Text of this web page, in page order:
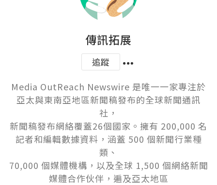
傳訊拓展
追蹤
Media OutReach Newswire 是唯一一家專注於
亞太與東南亞地區新聞稿發布的全球新聞通訊
社，
新聞稿發布網絡覆蓋26個國家。擁有 200,000 名
記者和編輯數據資料，涵蓋 500 個新聞行業種
類、
70,000 個媒體機構，以及全球 1,500 個網絡新聞
媒體合作伙伴，遍及亞太地區